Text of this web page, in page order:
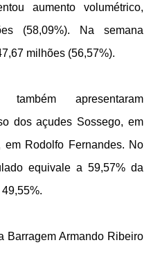
aumento volumétrico,
(58,09%). Na semana
milhões (56,57%).
também apresentaram
dos açudes Sossego, em
Rodolfo Fernandes. No
equivale a 59,57% da
Barragem Armando Ribeiro